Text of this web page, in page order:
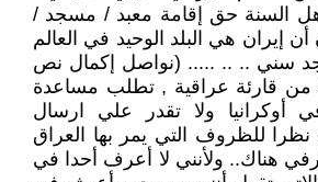
السنة حق إقامة معبد / مسجد /
إيران هي البلد الوحيد في العالم
سني .. .. ..... (نواصل إكمال نص
من قارئة عراقية , تطلب مساعدة
أوكرانيا ولا تقدر علي ارسال
نظرا للظروف التي يمر بها العراق
هناك.. ولأنني لا أعرف أحدا في